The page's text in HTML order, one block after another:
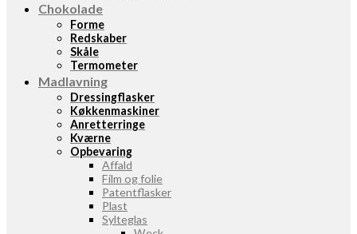
Chokolade
Forme
Redskaber
Skåle
Termometer
Madlavning
Dressingflasker
Køkkenmaskiner
Anretterringe
Kværne
Opbevaring
Affald
Film og folie
Patentflasker
Plast
Sylteglas